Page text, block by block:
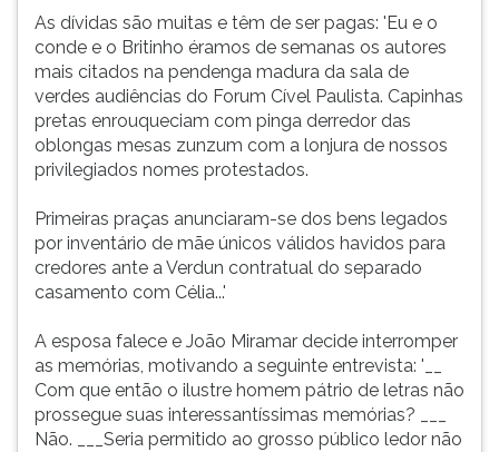
As dívidas são muitas e têm de ser pagas: 'Eu e o
conde e o Britinho éramos de semanas os autores
mais citados na pendenga madura da sala de
verdes audiências do Forum Cível Paulista. Capinhas
pretas enrouqueciam com pinga derredor das
oblongas mesas zunzum com a lonjura de nossos
privilegiados nomes protestados.
Primeiras praças anunciaram-se dos bens legados
por inventário de mãe únicos válidos havidos para
credores ante a Verdun contratual do separado
casamento com Célia...'
A esposa falece e João Miramar decide interromper
as memórias, motivando a seguinte entrevista: '__
Com que então o ilustre homem pátrio de letras não
prossegue suas interessantíssimas memórias? ___
Não. ___Seria permitido ao grosso público ledor não